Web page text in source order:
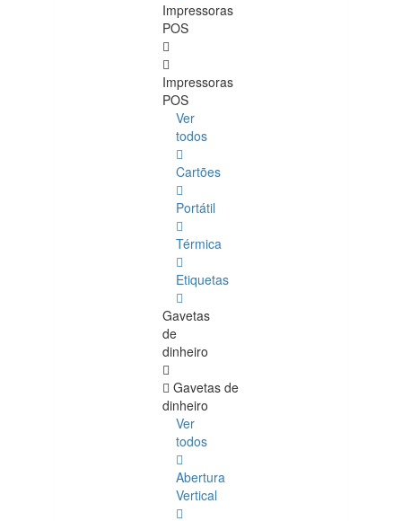
Impressoras
POS
Impressoras
POS
Ver
todos
Cartões
Portátil
Térmica
Etiquetas
Gavetas
de
dinheiro
Gavetas de
dinheiro
Ver
todos
Abertura
Vertical